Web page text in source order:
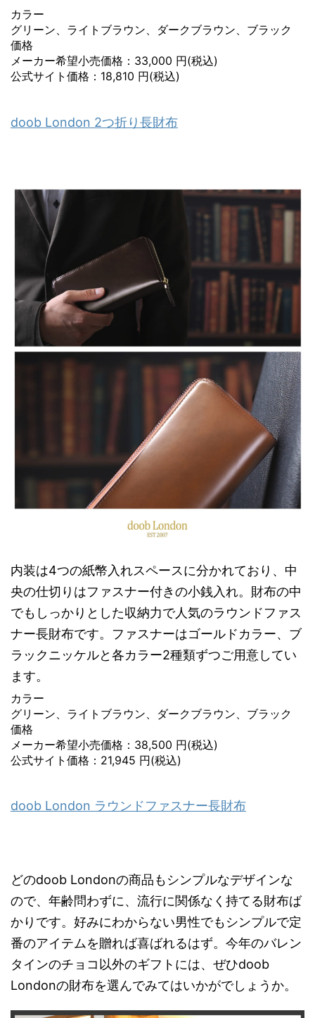
カラー
グリーン、ライトブラウン、ダークブラウン、ブラック
価格
メーカー希望小売価格：33,000 円(税込)
公式サイト価格：18,810 円(税込)
doob London 2つ折り長財布
内装は4つの紙幣入れスペースに分かれており、中
央の仕切りはファスナー付きの小銭入れ。財布の中
でもしっかりとした収納力で人気のラウンドファス
ナー長財布です。ファスナーはゴールドカラー、ブ
ラックニッケルと各カラー2種類ずつご用意してい
ます。
カラー
グリーン、ライトブラウン、ダークブラウン、ブラック
価格
メーカー希望小売価格：38,500 円(税込)
公式サイト価格：21,945 円(税込)
doob London ラウンドファスナー長財布
どのdoob Londonの商品もシンプルなデザインな
ので、年齢問わずに、流行に関係なく持てる財布ば
かりです。好みにわからない男性でもシンプルで定
番のアイテムを贈れば喜ばれるはず。今年のバレン
タインのチョコ以外のギフトには、ぜひdoob
Londonの財布を選んでみてはいかがでしょうか。